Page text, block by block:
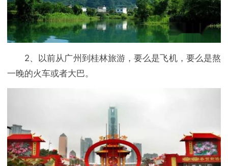
2、以前从广州到桂林旅游，要么是飞机，要么是熬
一晚的火车或者大巴。